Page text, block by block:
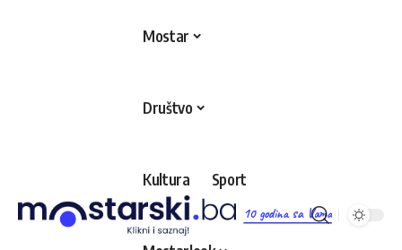
10 godina sa Vama
Mostar
Društvo
Kultura Sport